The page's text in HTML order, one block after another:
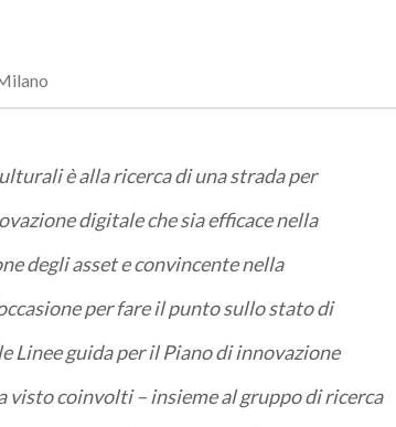
è alla ricerca di una strada per
digitale che sia efficace nella
degli asset e convincente nella
per fare il punto sullo stato di
Linee guida per il Piano di innovazione
visto coinvolti – insieme al gruppo di ricerca